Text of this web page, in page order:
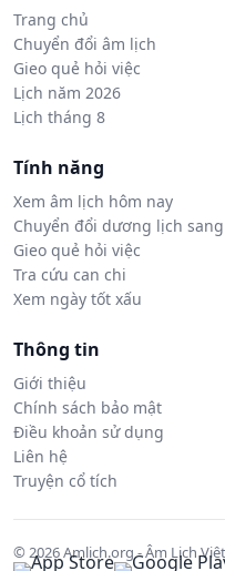
Trang chủ
Chuyển đổi âm lịch
Gieo quẻ hỏi việc
Lịch năm 2026
Lịch tháng 8
Tính năng
Xem âm lịch hôm nay
Chuyển đổi dương lịch
Gieo quẻ hỏi việc
Tra cứu can chi
Xem ngày tốt xấu
Thông tin
Giới thiệu
Chính sách bảo mật
Điều khoản sử dụng
Liên hệ
Truyện cổ tích
© 2026 Amlich.org - Âm Lịch